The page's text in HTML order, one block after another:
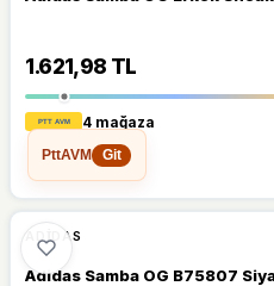
1.621,98 TL
4 mağaza
PttAVM
Git
%67
ADIDAS
Adidas Samba OG B75807